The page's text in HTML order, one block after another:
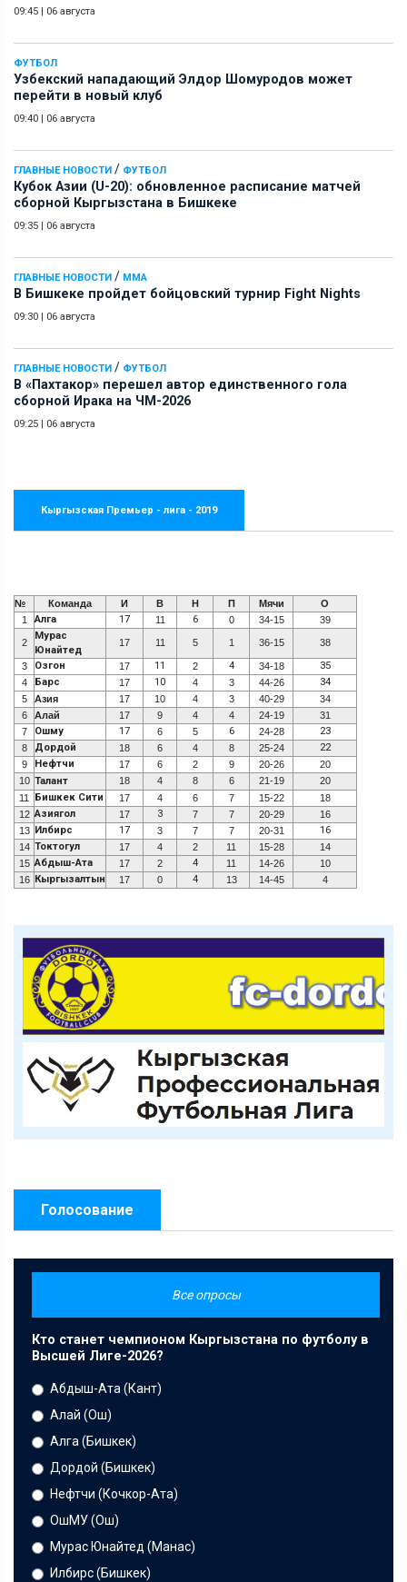
09:45 | 06 августа
ФУТБОЛ
Узбекский нападающий Элдор Шомуродов может
перейти в новый клуб
09:40 | 06 августа
ГЛАВНЫЕ НОВОСТИ / ФУТБОЛ
Кубок Азии (U-20): обновленное расписание матчей
сборной Кыргызстана в Бишкеке
09:35 | 06 августа
ГЛАВНЫЕ НОВОСТИ / ММА
В Бишкеке пройдет бойцовский турнир Fight Nights
09:30 | 06 августа
ГЛАВНЫЕ НОВОСТИ / ФУТБОЛ
В «Пахтакор» перешел автор единственного гола
сборной Ирака на ЧМ-2026
09:25 | 06 августа
Кыргызская Премьер - лига - 2019
№ Команда И В Н П Мячи
О
1
Алга 17 11 6 0 34-15 39
2
Мурас
Юнайтед
17 11 5 1 36-15 38
3 Озгон 17 11 2 4 34-18 35
4 Барс 17 10 4 3 44-26 34
5 Азия 17 10 4 3 40-29
34
6
Алай 17 9 4 4 24-19
31
7
Ошму 17 6 5 6 24-28 23
8 Дордой 18 6 4 8 25-24 22
9 Нефтчи 17 6 2 9 20-26
20
10 Талант 18 4 8 6 21-19
20
11
Бишкек Сити 17 4 6 7 15-22
18
12 Азиягол 17 3 7 7 20-29
16
13 Илбирс 17 3 7 7 20-31 16
14 Токтогул 17 4 2 11 15-28
14
15 Абдыш-Ата 17 2 4 11 14-26
10
16 Кыргызалтын 17 0 4 13 14-45 4
Голосование
Все опросы
Кто станет чемпионом Кыргызстана по футболу в
Высшей Лиге-2026?
Абдыш-Ата (Кант)
Алай (Ош)
Алга (Бишкек)
Дордой (Бишкек)
Нефтчи (Кочкор-Ата)
ОшМУ (Ош)
Мурас Юнайтед (Манас)
Илбирс (Бишкек)